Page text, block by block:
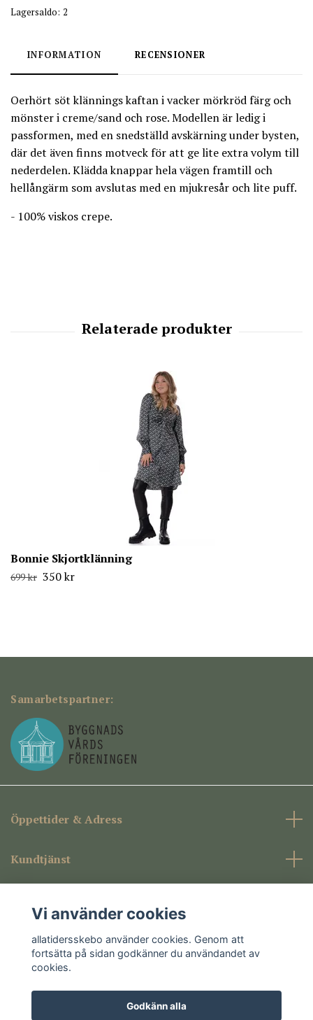
Lagersaldo: 2
INFORMATION RECENSIONER
Oerhört söt klännings kaftan i vacker mörkröd färg och
mönster i creme/sand och rose. Modellen är ledig i
passformen, med en snedställd avskärning under bysten,
där det även finns motveck för att ge lite extra volym till
nederdelen. Klädda knappar hela vägen framtill och
hellångärm som avslutas med en mjukresår och lite puff.
- 100% viskos crepe.
Bonnie Skjortklänning
699 kr 350 kr
Samarbetspartner:
Öppettider & Adress
Kundtjänst
Sociala medier
Vi använder cookies
allatidersskebo använder cookies. Genom att
fortsätta på sidan godkänner du användandet av
cookies.
Godkänn alla